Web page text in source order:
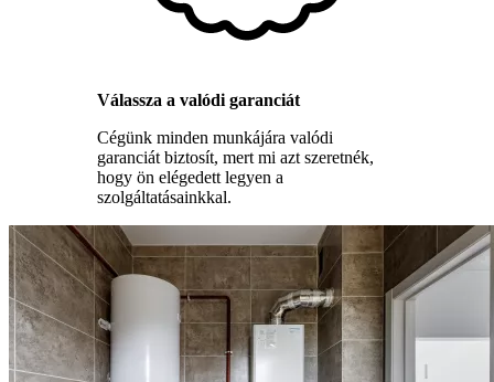
Válassza a valódi garanciát
Cégünk minden munkájára valódi
garanciát biztosít, mert mi azt szeretnék,
hogy ön elégedett legyen a
szolgáltatásainkkal.